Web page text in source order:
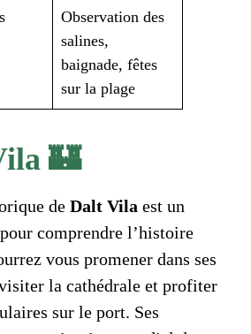
Observation des
salines,
baignade, fêtes
sur la plage
🏰
de Dalt Vilaest un
comprendre l’histoire
vous promener dans ses
la cathédrale et profiter
sur le port. Ses